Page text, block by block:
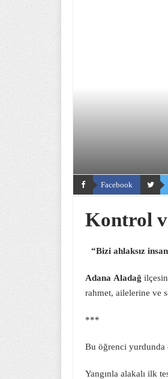
Facebook
Kontrol
“Bizi ahlaksız
Adana Aladağ
rahmet, ailelerine ve
***
Bu öğrenci yurdunda
Yangınla alakalı ilk